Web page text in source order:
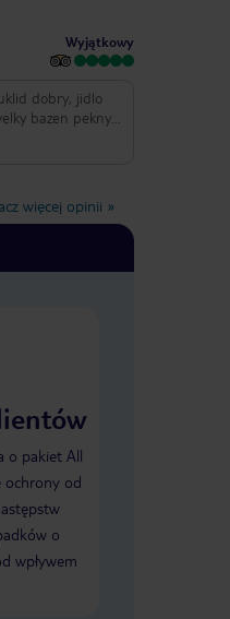
Wyjątkowy
dobry, jidlo
bazen pekny,
super.
lepsi. Plaz par
vstupu do vody
więcej opinii »
o pakiet All
ochrony od
o
wpływem